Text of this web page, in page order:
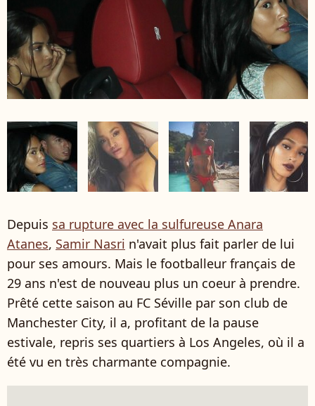
Depuis sa rupture avec la sulfureuse Anara
Atanes, Samir Nasri n'avait plus fait parler de lui
pour ses amours. Mais le footballeur français de
29 ans n'est de nouveau plus un coeur à prendre.
Prêté cette saison au FC Séville par son club de
Manchester City, il a, profitant de la pause
estivale, repris ses quartiers à Los Angeles, où il a
été vu en très charmante compagnie.